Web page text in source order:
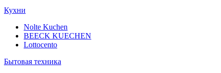
Кухни
Nolte Kuchen
BEECK KUECHEN
Lottocento
Бытовая техника